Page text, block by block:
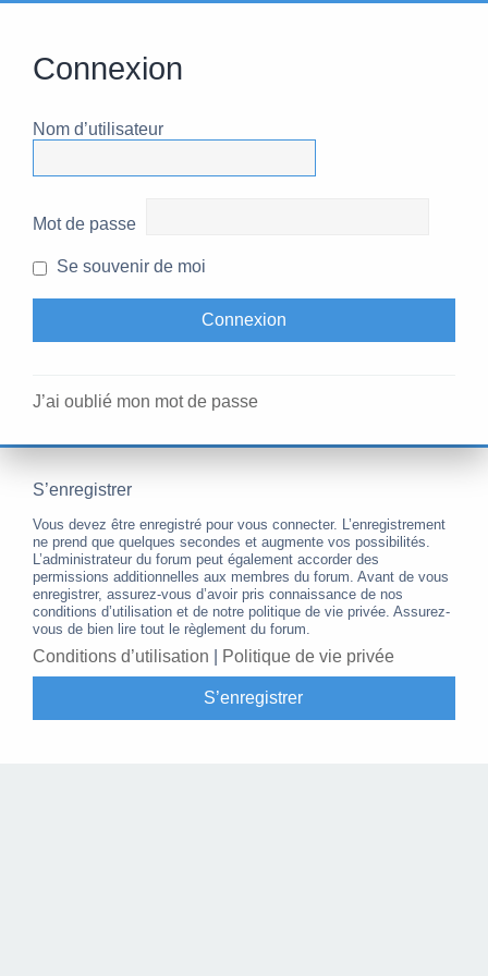
Connexion
Nom d’utilisateur
Mot de passe
Se souvenir de moi
J’ai oublié mon mot de passe
S’enregistrer
Vous devez être enregistré pour vous connecter. L’enregistrement
ne prend que quelques secondes et augmente vos possibilités.
L’administrateur du forum peut également accorder des
permissions additionnelles aux membres du forum. Avant de vous
enregistrer, assurez-vous d’avoir pris connaissance de nos
conditions d’utilisation et de notre politique de vie privée. Assurez-
vous de bien lire tout le règlement du forum.
Conditions d’utilisation Politique de vie privée
S’enregistrer